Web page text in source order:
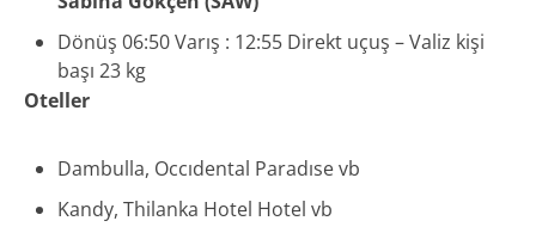
Dönüş 06:50 Varış : 12:55 Direkt uçuş – Valiz kişi
başı 23 kg
Oteller
Dambulla, Occıdental Paradıse vb
Kandy, Thilanka Hotel Hotel vb